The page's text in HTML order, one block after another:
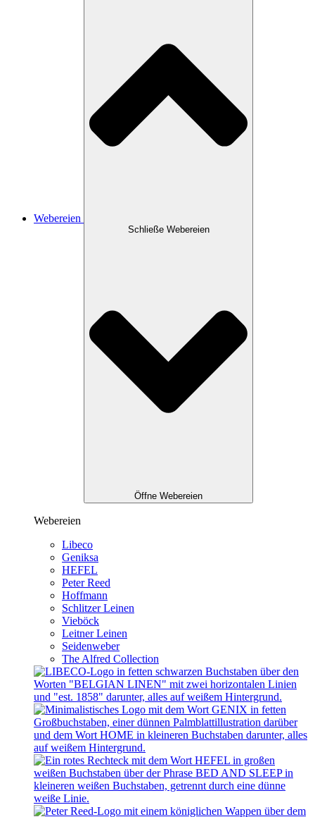
Webereien
Schließe Webereien
Öffne Webereien
Webereien
Libeco
Geniksa
HEFEL
Peter Reed
Hoffmann
Schlitzer Leinen
Vieböck
Leitner Leinen
Seidenweber
The Alfred Collection